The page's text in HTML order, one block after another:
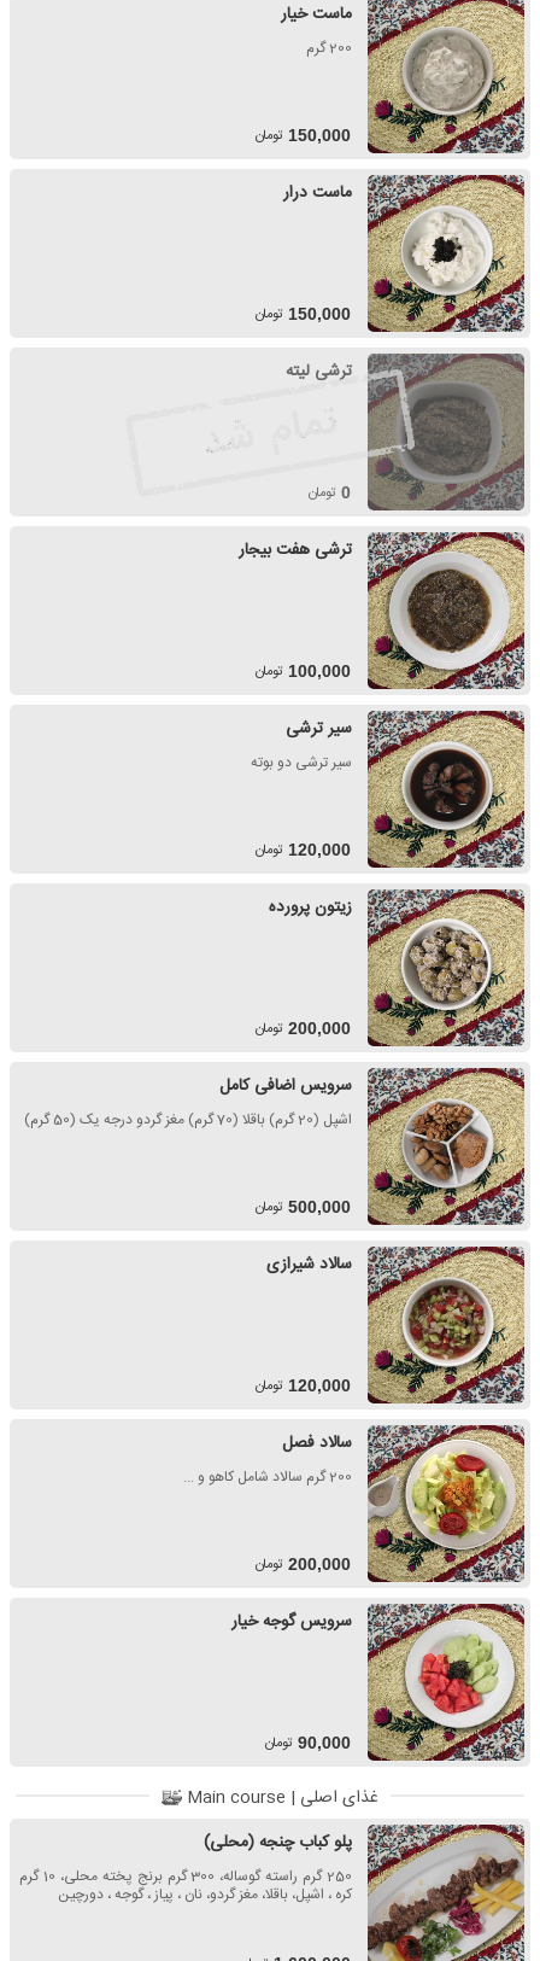
ماست خیار
200 گرم
150,000 تومان
ماست درار
150,000 تومان
ترشی لیته
0 تومان
ترشی هفت بیجار
100,000 تومان
سیر ترشی
سیر ترشی دو بوته
120,000 تومان
زیتون پرورده
200,000 تومان
سرویس اضافی کامل
اشپل (20 گرم) باقلا (70 گرم) مغز گردو درجه یک (50 گرم)
500,000 تومان
سالاد شیرازی
120,000 تومان
سالاد فصل
200 گرم سالاد شامل کاهو و ...
200,000 تومان
سرویس گوجه خیار
90,000 تومان
غذای اصلی | Main course
پلو کباب چنجه (محلی)
250 گرم راسته گوساله، 300 گرم برنج پخته محلی، 10 گرم
کره ، اشپل، باقلا، مغز گردو، نان ، پیاز ، گوجه ، دورچین